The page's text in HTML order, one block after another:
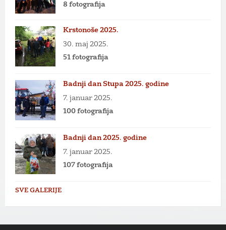
8 fotografija
Krstonoše 2025.
30. maj 2025.
51 fotografija
Badnji dan Stupa 2025. godine
7. januar 2025.
100 fotografija
Badnji dan 2025. godine
7. januar 2025.
107 fotografija
SVE GALERIJE